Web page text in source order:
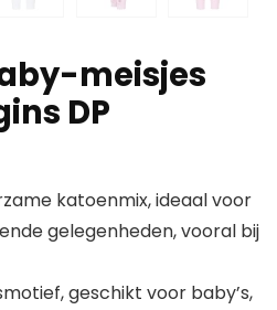
meisjes
DP
katoenmix, ideaal voor
gelegenheden, vooral bij
geschikt voor baby’s,